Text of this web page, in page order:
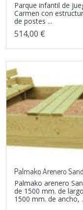
Parque infantil de
Carmen con
de postes ...
514,00 €
Palmako Arenero
Palmako arenero
de 1500 mm. de
1500 mm. de ancho,